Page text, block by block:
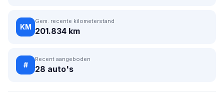
KM
Gem. recente kilometerstand
201.834 km
#
Recent aangeboden
28 auto's